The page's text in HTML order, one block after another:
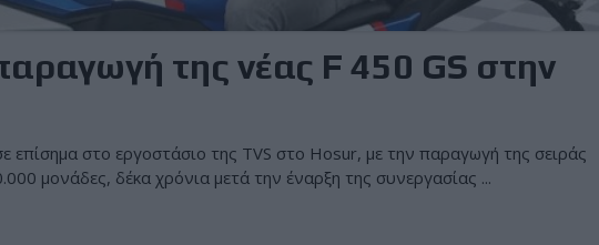
της νέας F 450 GS στην
επίσημα στο εργοστάσιο της TVS στο Hosur, με την παραγωγή της σειράς
μονάδες, δέκα χρόνια μετά την έναρξη της συνεργασίας ...